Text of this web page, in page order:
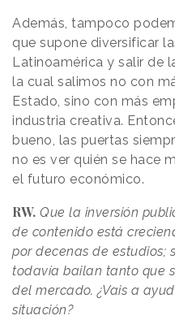
Además, tampoco
que supone diversificar
Latinoamérica y salir de
la cual salimos no con
Estado, sino con más
industria creativa.
bueno, las puertas
no es ver quién se hace
el futuro económico.
RW. Que la inversión
de contenido está
por decenas de estudios;
todavía bailan tanto que
del mercado. ¿Vais a
situación?